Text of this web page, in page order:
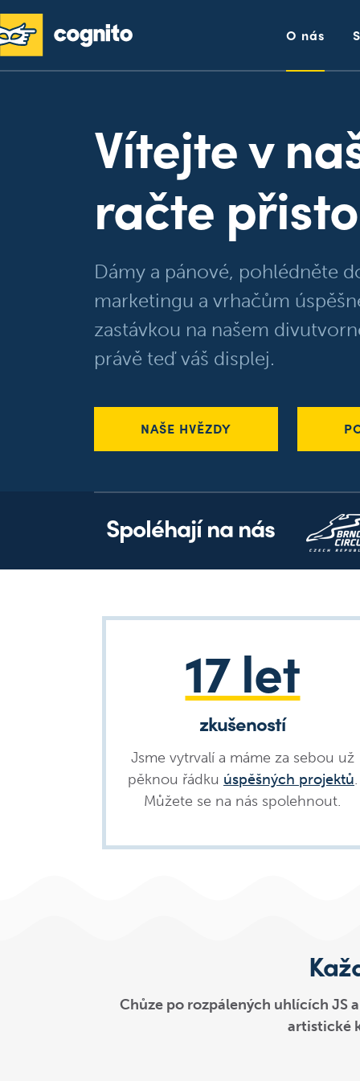
O nás
Vítejte v
račte
Dámy a pánové, pohlédněte
marketingu a vrhačům
zastávkou na našem
právě teď váš displej.
NAŠE HVĚZDY
Spoléhají na nás
17 let
zkušeností
Jsme vytrvalí a máme za sebou už
pěknou řádku úspěšných projektů.
Můžete se na nás spolehnout.
Chůze po rozpálených uhlících JS
artistické